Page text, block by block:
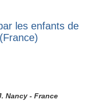
les enfants de
Nancy - France